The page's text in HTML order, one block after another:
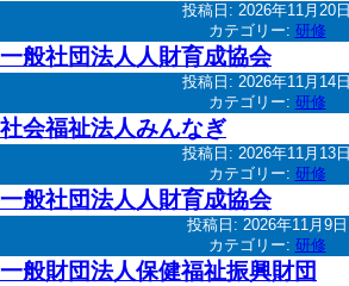
投稿日: 2026年11月20日
カテゴリー: 研修
一般社団法人人財育成協会
投稿日: 2026年11月14日
カテゴリー: 研修
社会福祉法人みんなぎ
投稿日: 2026年11月13日
カテゴリー: 研修
一般社団法人人財育成協会
投稿日: 2026年11月9日
カテゴリー: 研修
一般財団法人保健福祉振興財団